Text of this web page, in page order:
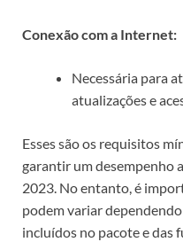
Conexão com a Internet:
Necessária para
atualizações e
Esses são os requisitos
garantir um desempenho
2023. No entanto, é
podem variar
incluídos no pacote e das